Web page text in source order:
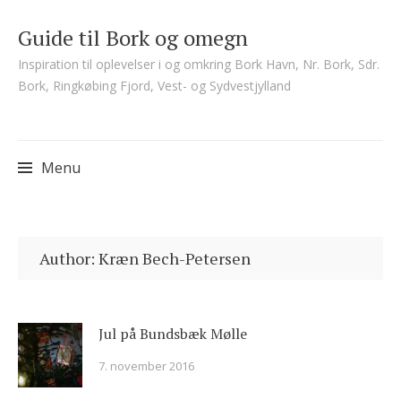
Guide til Bork og omegn
Inspiration til oplevelser i og omkring Bork Havn, Nr. Bork, Sdr.
Bork, Ringkøbing Fjord, Vest- og Sydvestjylland
Menu
to
Author: Kræn Bech-Petersen
Jul på Bundsbæk Mølle
7. november 2016